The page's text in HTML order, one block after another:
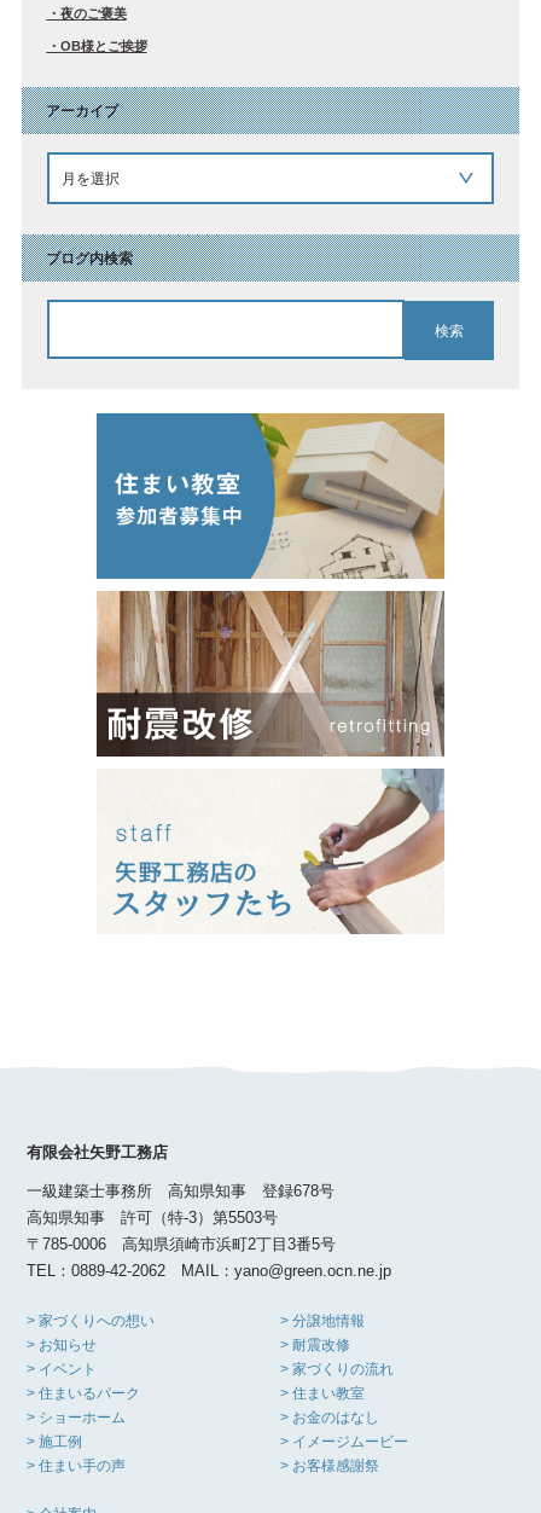
夜のご褒美
OB様とご挨拶
アーカイブ
ブログ内検索
有限会社矢野工務店
一級建築士事務所 高知県知事 登録678号
高知県知事 許可（特-3）第5503号
〒785-0006 高知県須崎市浜町2丁目3番5号
TEL：0889-42-2062 MAIL：yano@green.ocn.ne.jp
> 家づくりへの想い
> お知らせ
> イベント
> 住まいるパーク
> ショーホーム
> 施工例
> 住まい手の声
> 分譲地情報
> 耐震改修
> 家づくりの流れ
> 住まい教室
> お金のはなし
> イメージムービー
> お客様感謝祭